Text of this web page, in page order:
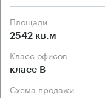
Площади
2542 кв.м
Класс офисов
класс B
Схема продажи